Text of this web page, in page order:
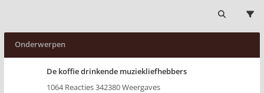
Onderwerpen
De koffie drinkende muziekliefhebbers
1064 Reacties 342380 Weergaves